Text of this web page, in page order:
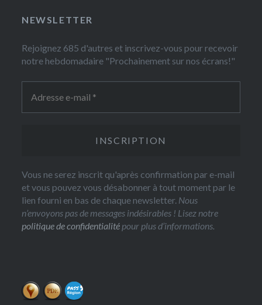
NEWSLETTER
Rejoignez 685 d'autres et inscrivez-vous pour recevoir
notre hebdomadaire "Prochainement sur nos écrans!"
Vous ne serez inscrit qu'après confirmation par e-mail
et vous pouvez vous désabonner à tout moment par le
lien fourni en bas de chaque newsletter. Nous
n’envoyons pas de messages indésirables ! Lisez notre
politique de confidentialité pour plus d’informations.